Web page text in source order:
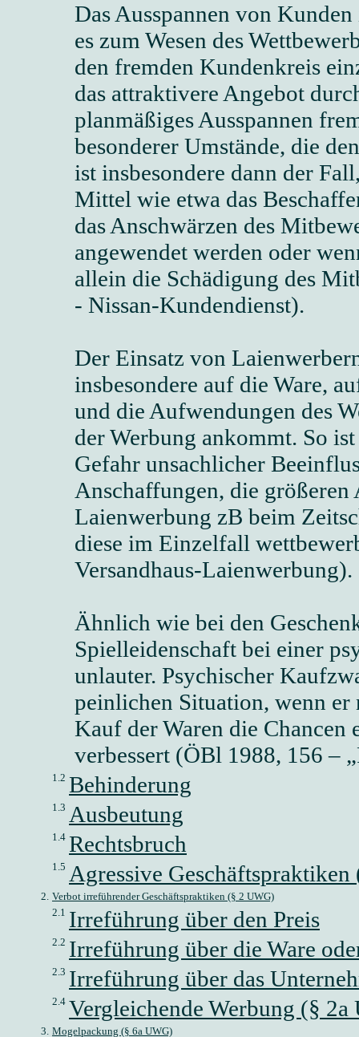
Das Ausspannen von
es zum Wesen des
den fremden Kundenkreis
das attraktivere Angebot
planmäßiges Ausspannen
besonderer Umstände, die
ist insbesondere dann der
Mittel wie etwa das
das Anschwärzen des
angewendet werden oder
allein die Schädigung des
- Nissan-Kundendienst).
Der Einsatz von
insbesondere auf die Ware,
und die Aufwendungen des
der Werbung ankommt. So
Gefahr unsachlicher
Anschaffungen, die
Laienwerbung zB beim
diese im Einzelfall
Versandhaus-Laienwerbung).
Ähnlich wie bei den
Spielleidenschaft bei einer
unlauter. Psychischer
peinlichen Situation, wenn
Kauf der Waren die
verbessert (ÖBl 1988, 156 –
1.2 Behinderung
1.3 Ausbeutung
1.4 Rechtsbruch
1.5 Agressive
2. Verbot irreführender Geschäftspraktiken (§ 2 UWG)
2.1 Irreführung über den Preis
2.2 Irreführung über die Ware
2.3 Irreführung über das
2.4 Vergleichende Werbung (§ 2a
3. Mogelpackung (§ 6a UWG)